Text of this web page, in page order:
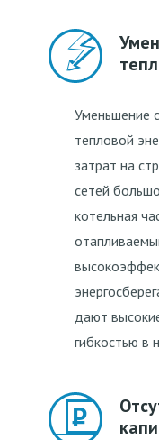
Уменьшение
тепловой
затрат на
сетей
котельная
дают
гибкостью в